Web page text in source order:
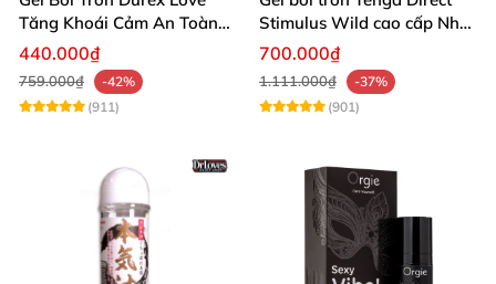
Tăng Khoái Cảm An Toàn
Cho Nữ
440.000₫
759.000₫
-42%
(911)
Stimulus Wild cao cấp Nhật
Bản 170ml
700.000₫
1.111.000₫
-37%
(901)